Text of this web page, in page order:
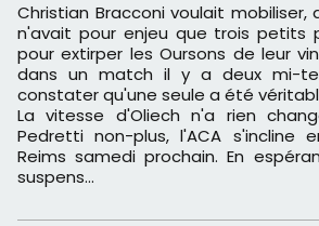
Christian Bracconi voulait mobiliser, dans un match qui
n'avait pour enjeu que trois petits
pour extirper les Oursons de leur
dans un match il y a deux mi-
constater qu'une seule a été
La vitesse d'Oliech n'a rien
Pedretti non-plus, l'ACA s'incline
Reims samedi prochain. En
suspens...